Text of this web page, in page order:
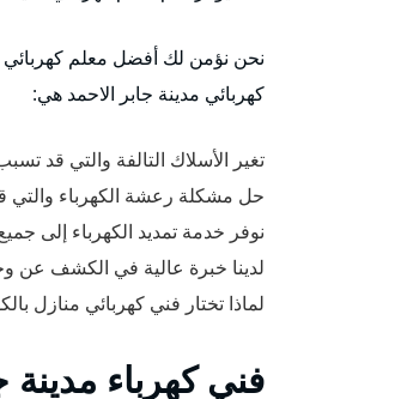
نحن نؤمن لك أفضل معلم كهربائي
كهربائي مدينة جابر الاحمد هي:
تغير الأسلاك التالفة والتي
حل مشكلة رعشة الكهرباء والتي
نوفر خدمة تمديد الكهرباء إلى
لدينا خبرة عالية في الكشف عن
لماذا تختار فني كهربائي
فني كهرباء مدينة